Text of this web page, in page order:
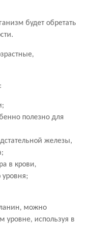
будет обретать
полезно для
железы,
в крови,
уровня;
можно
уровне, используя в